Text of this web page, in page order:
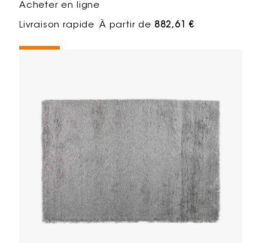
Acheter en ligne
Livraison rapide À partir de 882,61 €